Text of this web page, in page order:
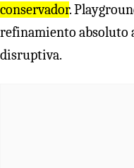
conservador.
refinamiento absoluto
disruptiva.